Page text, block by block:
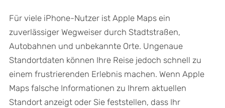
Für viele iPhone-Nutzer ist Apple Maps ein
zuverlässiger Wegweiser durch Stadtstraßen,
Autobahnen und unbekannte Orte. Ungenaue
Standortdaten können Ihre Reise jedoch schnell zu
einem frustrierenden Erlebnis machen. Wenn Apple
Maps falsche Informationen zu Ihrem aktuellen
Standort anzeigt oder Sie feststellen, dass Ihr